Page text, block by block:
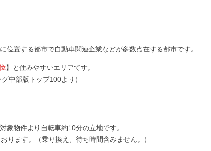
置する都市で自動車関連企業などが多数点在する都市です。
】と住みやすいエリアです。
中部版トップ100より）
象物件より自転車約10分の立地です。
ります。（乗り換え、待ち時間含みません。）